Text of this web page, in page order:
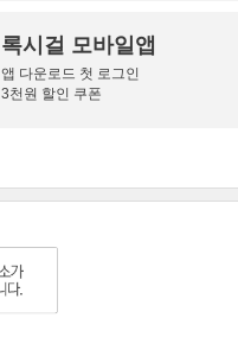
록시걸 모바일앱
앱 다운로드 첫 로그인
3천원 할인 쿠폰